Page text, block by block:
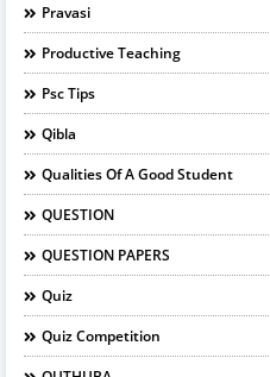
Pravasi
Productive Teaching
Psc Tips
Qibla
Qualities Of A Good Student
QUESTION
QUESTION PAPERS
Quiz
Quiz Competition